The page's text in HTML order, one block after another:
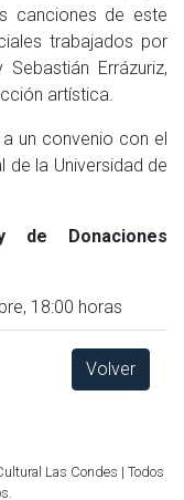
canciones de este
trabajados por
Errázuriz,
artística.
un convenio con el
de la Universidad de
de Donaciones
18:00 horas
Volver
Las Condes | Todos